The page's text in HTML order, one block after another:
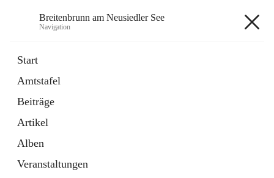
Breitenbrunn am Neusiedler See
Navigation
Start
Amtstafel
Beiträge
Artikel
Alben
Veranstaltungen
18 Schnellzugriffe
Gemeindeservice